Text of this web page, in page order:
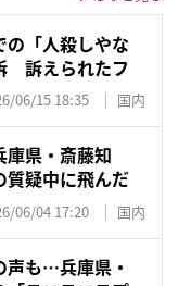
「人殺しやな
訴えられたフ
06/15 18:35 国内
庫県・斎藤知
疑中に飛んだ
06/04 17:20 国内
声も…兵庫県・